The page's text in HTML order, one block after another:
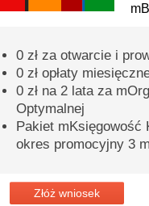
0 zł za otwarcie i
0 zł opłaty
0 zł na 2 lata za
Optymalnej
Pakiet mKsięgowość
okres promocyjny 3
Złóż wniosek